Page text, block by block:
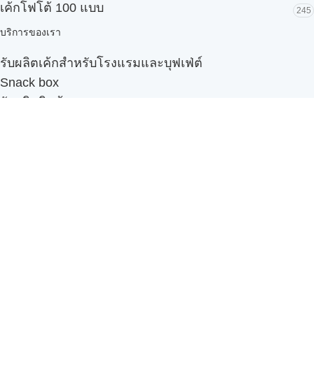
เค้กโฟโต้ 100 แบบ 245
บริการของเรา
รับผลิตเค้กสำหรับโรงแรมและบุฟเฟ่ต์
Snack box
รับผลิตสินค้า OEM